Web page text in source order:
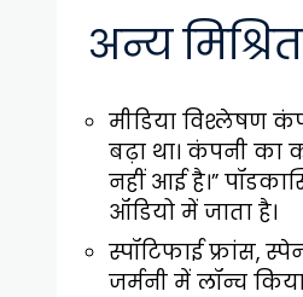
अन्य
मीडिया विश्लेषण
बढ़ा था। कंपनी का
नहीं आई है।”
ऑडियो में जाता है।
स्पॉटिफाई फ्रांस,
जर्मनी में लॉन्च